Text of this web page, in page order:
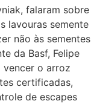
falaram sobre
lavouras semente
não às sementes
da Basf, Felipe
vencer o arroz
certificadas,
de escapes